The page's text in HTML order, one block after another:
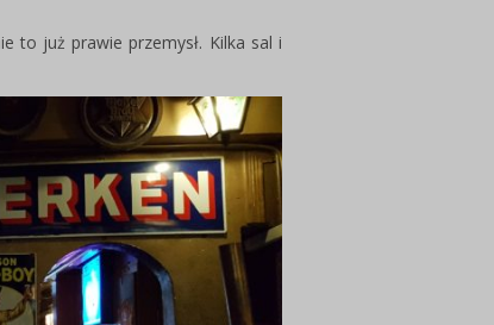
to już prawie przemysł. Kilka sal i